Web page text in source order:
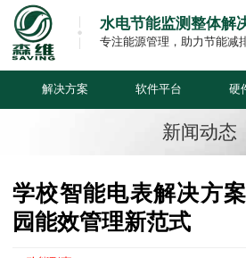
水电节能监测整体解
专注能源管理，助力节能减
解决方案 软件平台 硬
新闻动态
学校智能电表解决方
园能效管理新范式